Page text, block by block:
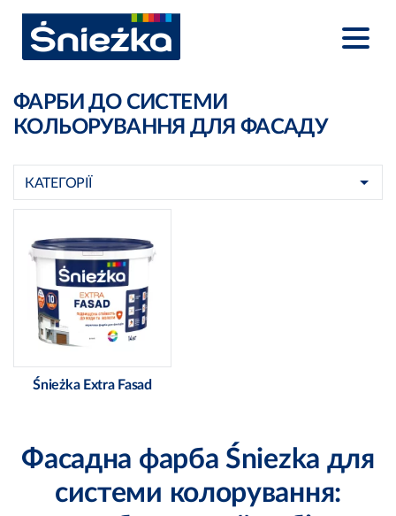
ФАРБИ ДО СИСТЕМИ
КОЛЬОРУВАННЯ ДЛЯ ФАСАДУ
КАТЕГОРІЇ
Śnieżka Extra Fasad
Фасадна фарба Śniezka для
системи колорування: